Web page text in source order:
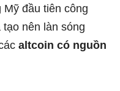
Mỹ đầu tiên công
nên làn sóng
altcoin có nguồn